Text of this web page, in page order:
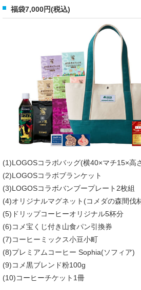
福袋7,000円(税込)
(1)LOGOSコラボバッグ(横40×マチ15×高
(2)LOGOSコラボブランケット
(3)LOGOSコラボバンブープレート2枚組
(4)オリジナルマグネット(コメダの森間伐
(5)ドリップコーヒーオリジナル5杯分
(6)コメ宝くじ付き山食パン引換券
(7)コーヒーミックス小豆小町
(8)プレミアムコーヒー Sophia(ソフィア)
(9)コメ黒ブレンド粉100g
(10)コーヒーチケット1冊